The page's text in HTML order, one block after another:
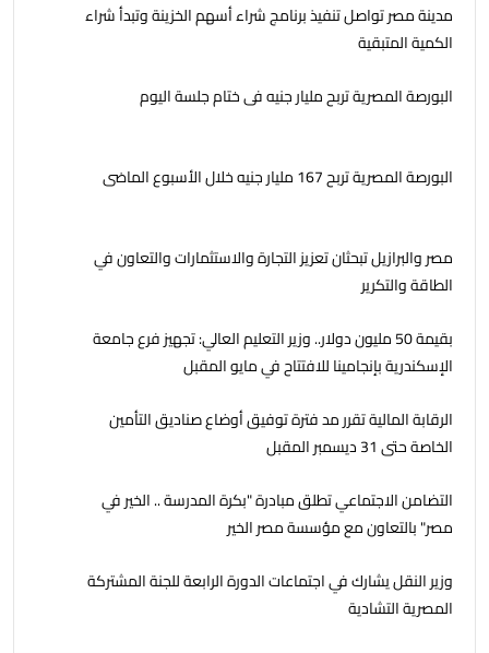
مدينة مصر تواصل تنفيذ برنامج شراء أسهم الخزينة وتبدأ شراء
الكمية المتبقية
البورصة المصرية تربح مليار جنيه فى ختام جلسة اليوم
البورصة المصرية تربح 167 مليار جنيه خلال الأسبوع الماضى
مصر والبرازيل تبحثان تعزيز التجارة والاستثمارات والتعاون في
الطاقة والتكرير
بقيمة 50 مليون دولار.. وزير التعليم العالي: تجهيز فرع جامعة
الإسكندرية بإنجامينا للافتتاح في مايو المقبل
الرقابة المالية تقرر مد فترة توفيق أوضاع صناديق التأمين
الخاصة حتى 31 ديسمبر المقبل
التضامن الاجتماعي تطلق مبادرة "بكرة المدرسة .. الخير في
مصر" بالتعاون مع مؤسسة مصر الخير
وزير النقل يشارك في اجتماعات الدورة الرابعة للجنة المشتركة
المصرية التشادية